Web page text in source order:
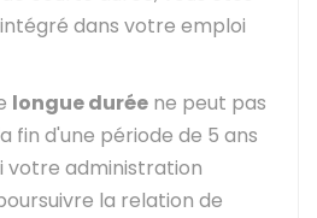
dans votre emploi
longue durée ne peut pas
fin d'une période de 5 ans
votre administration
la relation de